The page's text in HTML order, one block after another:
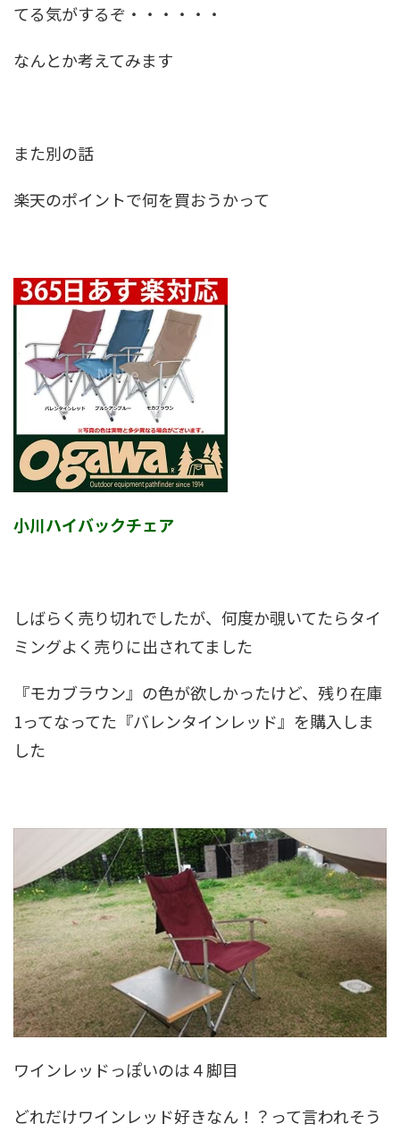
てる気がするぞ・・・・・・
なんとか考えてみます
また別の話
楽天のポイントで何を買おうかって
小川ハイバックチェア
しばらく売り切れでしたが、何度か覗いてたらタイ
ミングよく売りに出されてました
『モカブラウン』の色が欲しかったけど、残り在庫
1ってなってた『バレンタインレッド』を購入しま
した
ワインレッドっぽいのは４脚目
どれだけワインレッド好きなん！？って言われそう